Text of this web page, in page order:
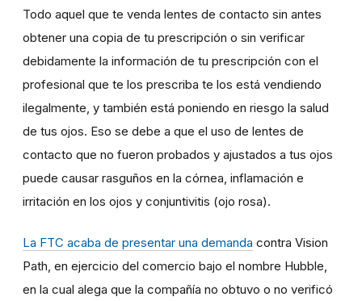
Todo aquel que te venda lentes de contacto sin antes
obtener una copia de tu prescripción o sin verificar
debidamente la información de tu prescripción con el
profesional que te los prescriba te los está vendiendo
ilegalmente, y también está poniendo en riesgo la salud
de tus ojos. Eso se debe a que el uso de lentes de
contacto que no fueron probados y ajustados a tus ojos
puede causar rasguños en la córnea, inflamación e
irritación en los ojos y conjuntivitis (ojo rosa).
La FTC acaba de presentar una demanda contra Vision
Path, en ejercicio del comercio bajo el nombre Hubble,
en la cual alega que la compañía no obtuvo o no verificó